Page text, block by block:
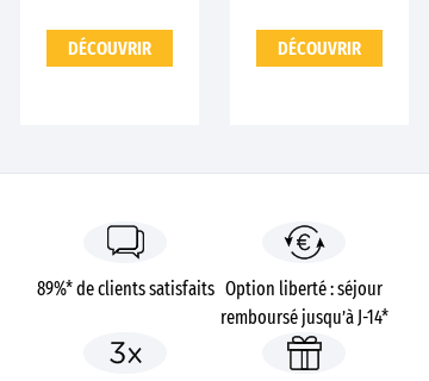
DÉCOUVRIR DÉCOUVRIR
89%* de clients satisfaits Option liberté : séjour
remboursé jusqu’à J-14*